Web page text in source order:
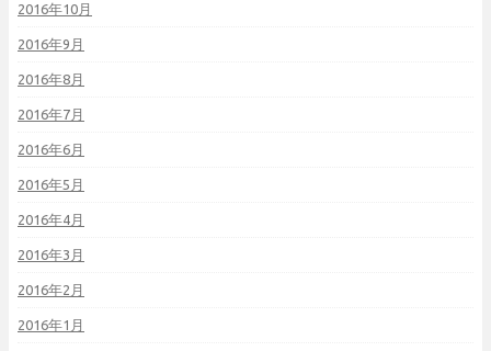
2016年10月
2016年9月
2016年8月
2016年7月
2016年6月
2016年5月
2016年4月
2016年3月
2016年2月
2016年1月